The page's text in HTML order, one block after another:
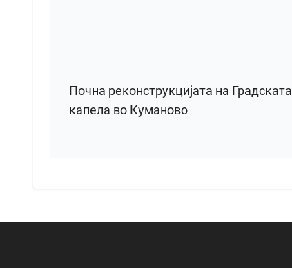
Почна реконструкцијата на Градската
капела во Куманово